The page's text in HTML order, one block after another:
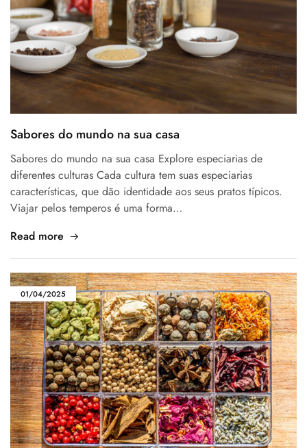
Sabores do mundo na sua casa
Sabores do mundo na sua casa Explore especiarias de
diferentes culturas Cada cultura tem suas especiarias
características, que dão identidade aos seus pratos típicos.
Viajar pelos temperos é uma forma…
Read more
01/04/2025